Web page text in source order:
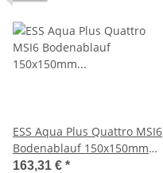
ESS Aqua Plus Quattro MSI6
Bodenablauf 150x150mm
Komplett-Set, Abdeckung
163,31 € *